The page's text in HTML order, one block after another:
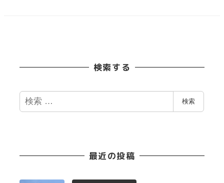
検索する
検
索
検索
最近の投稿